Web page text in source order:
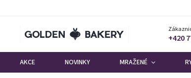
+420
AKCE NOVINKY MRAŽENÉ